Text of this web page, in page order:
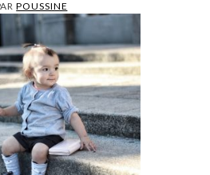
POUSSINE